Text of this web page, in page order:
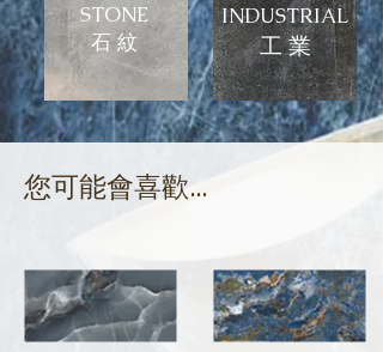
STONE
石 紋
INDUSTRIAL
​工 業
​您可能會喜歡...